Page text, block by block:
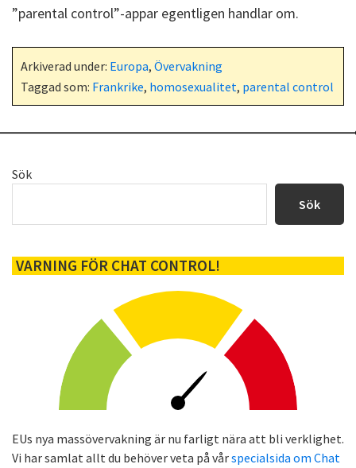
”parental control”-appar egentligen handlar om.
Arkiverad under: Europa, Övervakning
Taggad som: Frankrike, homosexualitet, parental control
Primärt
Sök
Sök
VARNING FÖR CHAT CONTROL!
EUs nya massövervakning är nu farligt nära att bli verklighet.
Vi har samlat allt du behöver veta på vårspecialsida om Chat